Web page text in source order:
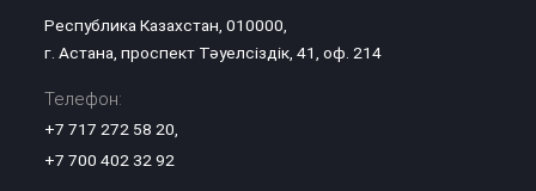
Республика Казахстан, 010000,
г. Астана, проспект Тәуелсіздік, 41, оф. 214
Телефон:
+7 717 272 58 20
+7 700 402 32 92